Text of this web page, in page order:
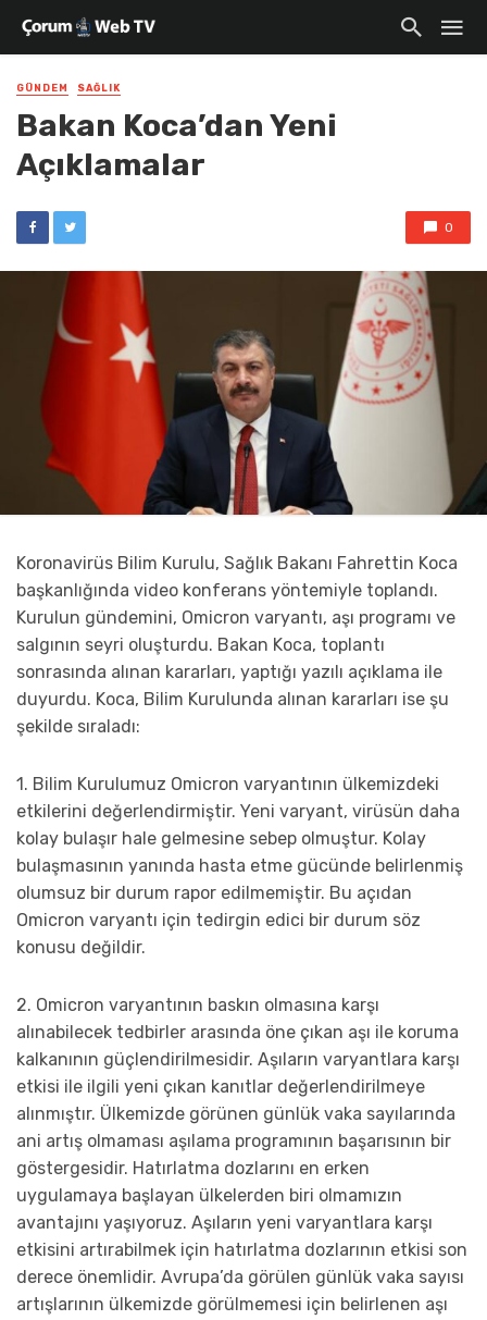
GÜNDEM SAĞLIK
Bakan Koca’dan Yeni
Açıklamalar
0
Koronavirüs Bilim Kurulu, Sağlık Bakanı Fahrettin Koca
başkanlığında video konferans yöntemiyle toplandı.
Kurulun gündemini, Omicron varyantı, aşı programı ve
salgının seyri oluşturdu. Bakan Koca, toplantı
sonrasında alınan kararları, yaptığı yazılı açıklama ile
duyurdu. Koca, Bilim Kurulunda alınan kararları ise şu
şekilde sıraladı:
1. Bilim Kurulumuz Omicron varyantının ülkemizdeki
etkilerini değerlendirmiştir. Yeni varyant, virüsün daha
kolay bulaşır hale gelmesine sebep olmuştur. Kolay
bulaşmasının yanında hasta etme gücünde belirlenmiş
olumsuz bir durum rapor edilmemiştir. Bu açıdan
Omicron varyantı için tedirgin edici bir durum söz
konusu değildir.
2. Omicron varyantının baskın olmasına karşı
alınabilecek tedbirler arasında öne çıkan aşı ile koruma
kalkanının güçlendirilmesidir. Aşıların varyantlara karşı
etkisi ile ilgili yeni çıkan kanıtlar değerlendirilmeye
alınmıştır. Ülkemizde görünen günlük vaka sayılarında
ani artış olmaması aşılama programının başarısının bir
göstergesidir. Hatırlatma dozlarını en erken
uygulamaya başlayan ülkelerden biri olmamızın
avantajını yaşıyoruz. Aşıların yeni varyantlara karşı
etkisini artırabilmek için hatırlatma dozlarının etkisi son
derece önemlidir. Avrupa’da görülen günlük vaka sayısı
artışlarının ülkemizde görülmemesi için belirlenen aşı